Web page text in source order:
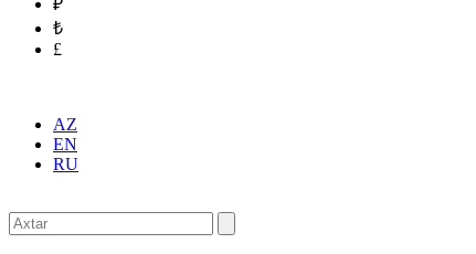
₽
₺
£
AZ
EN
RU